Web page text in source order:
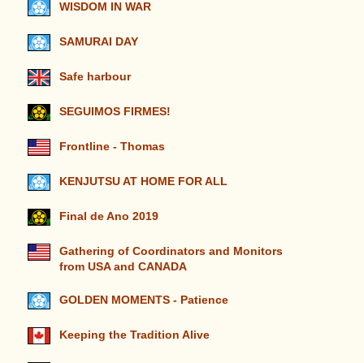
WISDOM IN WAR
SAMURAI DAY
Safe harbour
SEGUIMOS FIRMES!
Frontline - Thomas
KENJUTSU AT HOME FOR ALL
Final de Ano 2019
Gathering of Coordinators and Monitors
from USA and CANADA
GOLDEN MOMENTS - Patience
Keeping the Tradition Alive